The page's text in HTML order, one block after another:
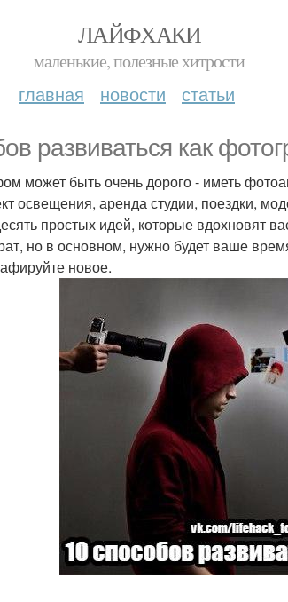
ЛАЙФХАКИ
маленькие, полезные хитрости
главная новости статьи
развиваться как
может быть очень дорого - иметь
освещения, аренда студии, поездки,
простых идей, которые вдохновят
но в основном, нужно будет ваше
новое.